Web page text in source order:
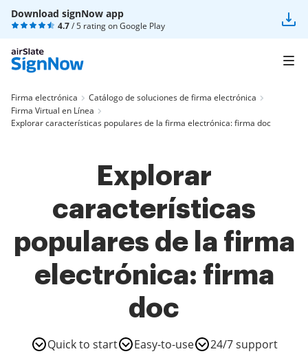
Download signNow app
4.7/ 5 rating onGoogle Play
Firma electrónica
Catálogo de soluciones de firma electrónica
Firma Virtual en Línea
Explorar características populares de la firma electrónica: firma doc
Explorar
características
populares de la firma
electrónica: firma
doc
Quick to start Easy-to-use 24/7 support